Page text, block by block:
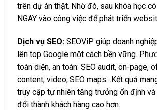
trên dự án thật. Nhờ đó, sau khóa học
NGAY vào công việc để phát triển
Dịch vụ SEO: SEOViP giúp doanh
lên top Google một cách bền vững.
toàn diện, an toàn: SEO audit, on-page,
content, video, SEO maps…Kết quả
truy cập tự nhiên tăng trưởng ổn định và
đổi thành khách hàng cao hơn.